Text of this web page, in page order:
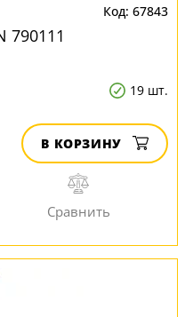
67843
790111
19 шт.
В КОРЗИНУ